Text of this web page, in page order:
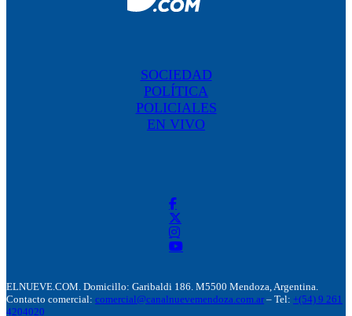
SOCIEDAD
POLÍTICA
POLICIALES
EN VIVO
ELNUEVE.COM. Domicillo: Garibaldi 186. M5500 Mendoza, Argentina.
Contacto comercial: comercial@canalnuevemendoza.com.ar – Tel: +(54) 9 261
4204020